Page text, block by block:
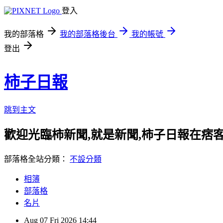
登入
我的部落格 我的部落格後台
我的帳號
登出
柿子日報
跳到主文
歡迎光臨柿新聞,就是新聞,柿子日報在痞
部落格全站分類： 不設分類
相簿
部落格
名片
Aug 07 Fri 2026 14:44